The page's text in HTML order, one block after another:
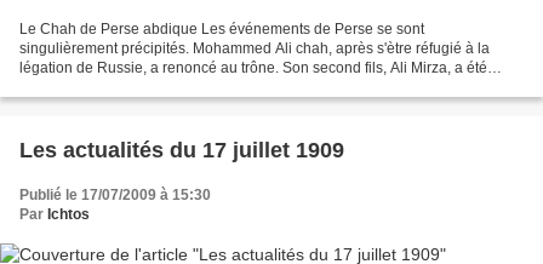
Le Chah de Perse abdique Les événements de Perse se sont
singulièrement précipités. Mohammed Ali chah, après s'ètre réfugié à la
légation de Russie, a renoncé au trône. Son second fils, Ali Mirza, a été
Les actualités du 17 juillet 1909
Publié le 17/07/2009 à 15:30
Par Ichtos